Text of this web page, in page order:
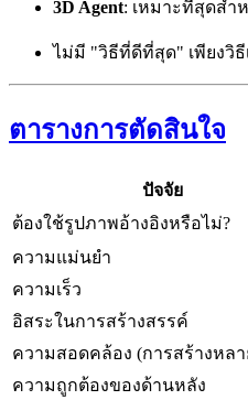
3D Agent: เหมาะที่สุดสำ
ไม่มี "วิธีที่ดีที่สุด" เพียงวิ
ตารางการตัดสินใจ
ปัจจัย
ต้องใช้รูปภาพอ้างอิงหรือไม่?
ความแม่นยำ
ความเร็ว
อิสระในการสร้างสรรค์
ความสอดคล้อง (การสร้างหลา
ความถูกต้องของด้านหลัง